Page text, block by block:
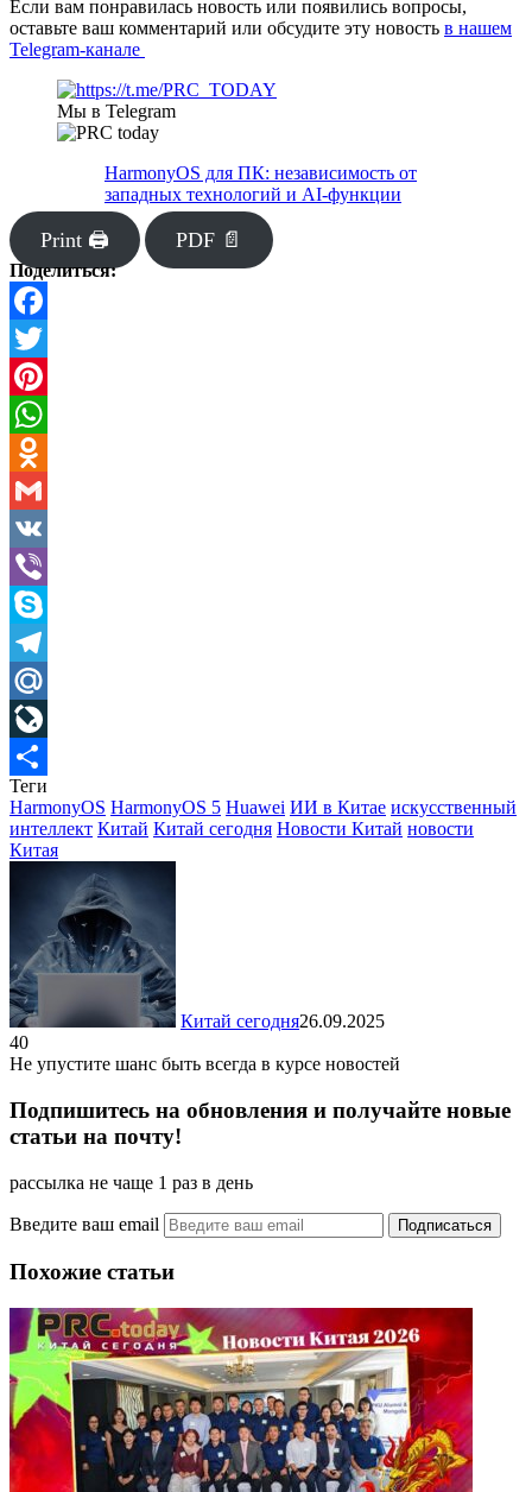
Если вам понравилась новость или появились вопросы,
оставьте ваш комментарий или обсудите эту новость в нашем
Telegram-канале
Мы в Telegram
HarmonyOS для ПК: независимость от
западных технологий и AI-функции
Print 🖨 PDF 📄
Поделиться:
Facebook
Twitter
Pinterest
WhatsApp
Odnoklassniki
Gmail
VK
Viber
Skype
Telegram
Mail.Ru
LiveJournal
Отправить
Теги
HarmonyOS HarmonyOS 5 Huawei ИИ в Китае искусственный
интеллект Китай Китай сегодня Новости Китай новости
Китая
Китай сегодня26.09.2025
40
Не упустите шанс быть всегда в курсе новостей
Подпишитесь на обновления и получайте новые
статьи на почту!
рассылка не чаще 1 раз в день
Введите ваш email
Похожие статьи